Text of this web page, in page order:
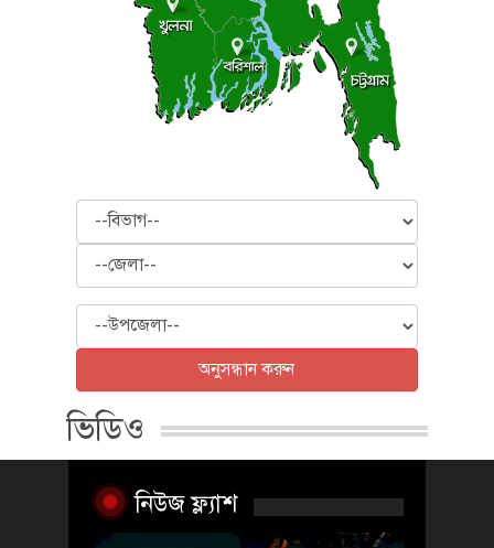
বিভাগ
জেলা
উপজেলা
অনুসন্ধান করুন
ভিডিও
নিউজ ফ্ল্যাশ